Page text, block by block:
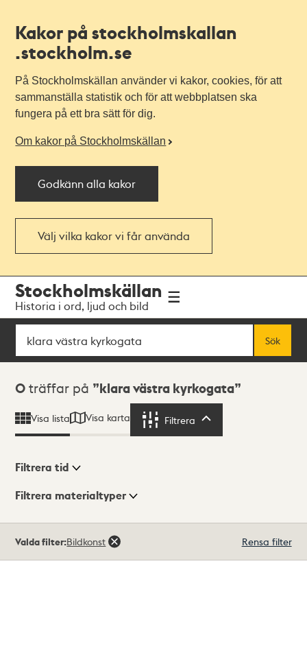
Kakor på stockholmskallan
.stockholm.se
På Stockholmskällan använder vi kakor, cookies, för att
sammanställa statistik och för att webbplatsen ska
fungera på ett bra sätt för dig.
Om kakor på Stockholmskällan
Godkänn alla kakor
Välj vilka kakor vi får använda
navigationen
huvudinnehållet
Stockholmskällan
Historia i ord, ljud och bild
Sök
Sök
Sökresultat
0 träffar på klara västra kyrkogata
Visa lista Visa karta Filtrera
Visningsläge
Filtrera tid
Filtrera materialtyper
träffar
Valda filter:Bildkonst Rensa filter